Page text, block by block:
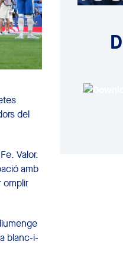
del
Valor.
amb
omplir
blanc-i-